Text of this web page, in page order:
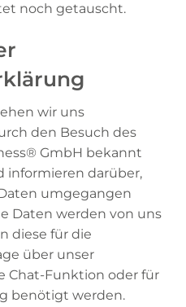
noch getauscht.
wir uns
den Besuch des
GmbH bekannt
informieren darüber,
umgegangen
Daten werden von uns
diese für die
über unser
Chat-Funktion oder für
benötigt werden.